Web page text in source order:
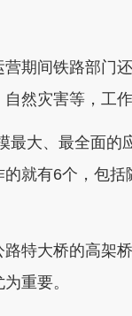
间铁路部门
然灾害等，工
大、最全面的
就有6个，包
大桥的高架
重要。